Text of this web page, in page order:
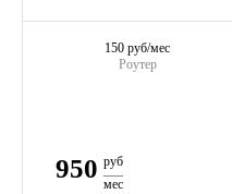
Роутер
150 руб/мес
950 руб
мес